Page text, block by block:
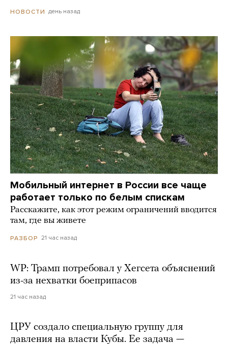
НОВОСТИ день назад
Мобильный интернет в России все чаще
работает только по белым спискам
Расскажите, как этот режим ограничений вводится
там, где вы живете
РАЗБОР 21 час назад
WP: Трамп потребовал у Хегсета объяснений
из-за нехватки боеприпасов
21 час назад
ЦРУ создало специальную группу для
давления на власти Кубы. Ее задача —